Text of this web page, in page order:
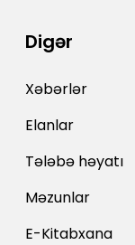
Digər
Xəbərlər
Elanlar
Tələbə həyatı
Məzunlar
E-Kitabxana